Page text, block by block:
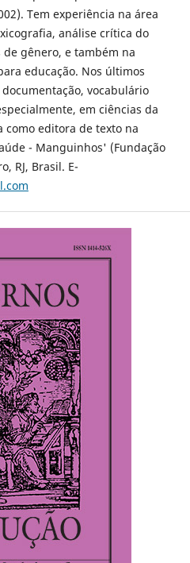
Tem experiência na área
análise crítica do
gênero, e também na
educação. Nos últimos
vocabulário
em ciências da
editora de texto na
- Manguinhos' (Fundação
RJ, Brasil. E-